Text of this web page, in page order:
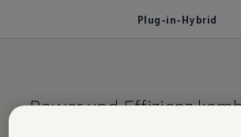
Plug-in-Hybrid
Power und Effizienz